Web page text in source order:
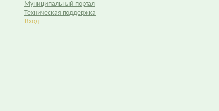
Муниципальный портал
Техническая поддержка
Вход